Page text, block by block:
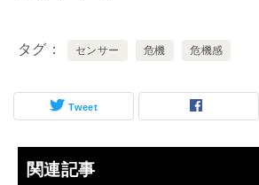
タグ センサー 危機 危機感
Tweet
関連記事